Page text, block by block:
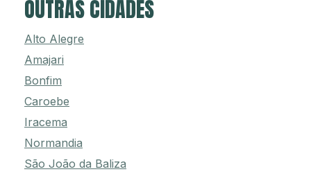
OUTRAS CIDADES
Alto Alegre
Amajari
Bonfim
Caroebe
Iracema
Normandia
São João da Baliza